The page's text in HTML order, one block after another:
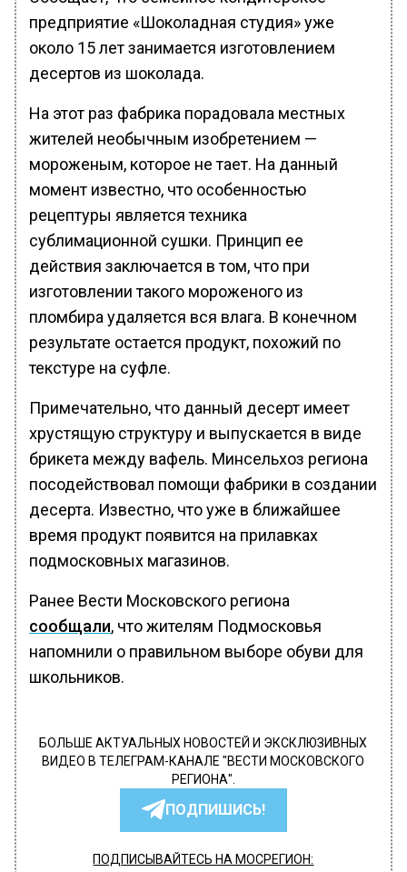
предприятие «Шоколадная студия» уже
около 15 лет занимается изготовлением
десертов из шоколада.
На этот раз фабрика порадовала местных
жителей необычным изобретением —
мороженым, которое не тает. На данный
момент известно, что особенностью
рецептуры является техника
сублимационной сушки. Принцип ее
действия заключается в том, что при
изготовлении такого мороженого из
пломбира удаляется вся влага. В конечном
результате остается продукт, похожий по
текстуре на суфле.
Примечательно, что данный десерт имеет
хрустящую структуру и выпускается в виде
брикета между вафель. Минсельхоз региона
посодействовал помощи фабрики в создании
десерта. Известно, что уже в ближайшее
время продукт появится на прилавках
подмосковных магазинов.
Ранее Вести Московского региона
сообщали, что жителям Подмосковья
напомнили о правильном выборе обуви для
школьников.
БОЛЬШЕ АКТУАЛЬНЫХ НОВОСТЕЙ И ЭКСКЛЮЗИВНЫХ
ВИДЕО В ТЕЛЕГРАМ-КАНАЛЕ "ВЕСТИ МОСКОВСКОГО
РЕГИОНА".
ПОДПИШИСЬ!
ПОДПИСЫВАЙТЕСЬ НА МОСРЕГИОН: